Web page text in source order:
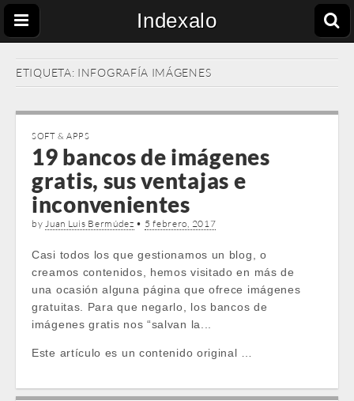
Indexalo
ETIQUETA: INFOGRAFÍA IMÁGENES
SOFT & APPS
19 bancos de imágenes
gratis, sus ventajas e
inconvenientes
byJuan Luis Bermúdez • 5 febrero, 2017
Casi todos los que gestionamos un blog, o
creamos contenidos, hemos visitado en más de
una ocasión alguna página que ofrece imágenes
gratuitas. Para que negarlo, los bancos de
imágenes gratis nos “salvan la...
Este artículo es un contenido original …